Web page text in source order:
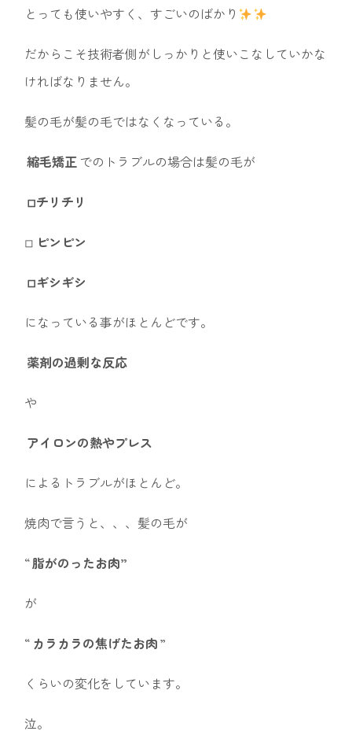
とっても使いやすく、すごいのばかり
だからこそ技術者側がしっかりと使いこなしていかな
ければなりません。
髪の毛が髪の毛ではなくなっている。
縮毛矯正 でのトラブルの場合は髪の毛が
◽︎チリチリ
◽︎ ピンピン
◽︎ギシギシ
になっている事がほとんどです。
薬剤の過剰な反応
や
アイロンの熱やプレス
によるトラブルがほとんど。
焼肉で言うと、、、髪の毛が
“脂がのったお肉”
が
“ カラカラの焦げたお肉”
くらいの変化をしています。
泣。